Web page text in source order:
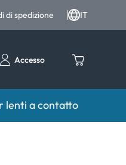
di spedizione IT
Accesso
lenti a contatto